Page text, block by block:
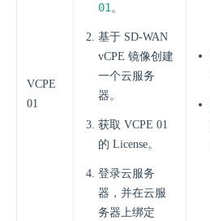
VCPE
01
01。
基于 SD-WAN
vCPE 镜像创建
一个云服务
器。
获取 VCPE 01
的 License。
登录云服务
器，并在云服
务器上绑定